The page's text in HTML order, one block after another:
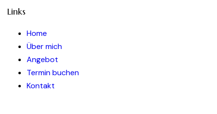
Links
Home
Über mich
Angebot
Termin buchen
Kontakt